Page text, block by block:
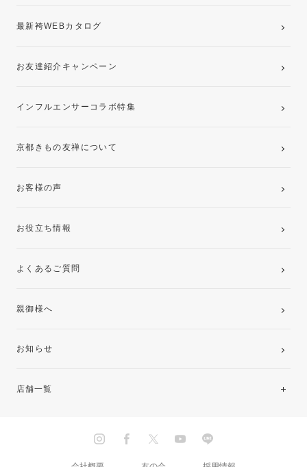
最新袴WEBカタログ
お友達紹介キャンペーン
インフルエンサーコラボ特集
京都きもの友禅について
お客様の声
お役立ち情報
よくあるご質問
親御様へ
お知らせ
店舗一覧